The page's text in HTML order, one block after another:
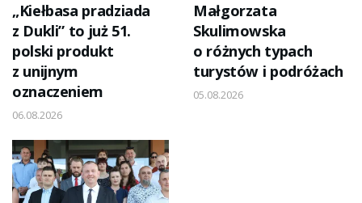
„Kiełbasa pradziada
z Dukli” to już 51.
polski produkt
z unijnym
oznaczeniem
06.08.2026
Małgorzata
Skulimowska
o różnych typach
turystów i podróżach
05.08.2026